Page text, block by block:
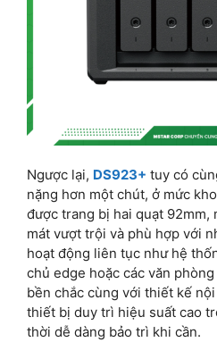
Ngược lại, DS923+ tuy có
nặng hơn một chút, ở mức
được trang bị hai quạt 92mm,
mát vượt trội và phù hợp với
hoạt động liên tục như hệ
chủ edge hoặc các văn
bền chắc cùng với thiết kế
thiết bị duy trì hiệu suất cao
thời dễ dàng bảo trì khi cần.